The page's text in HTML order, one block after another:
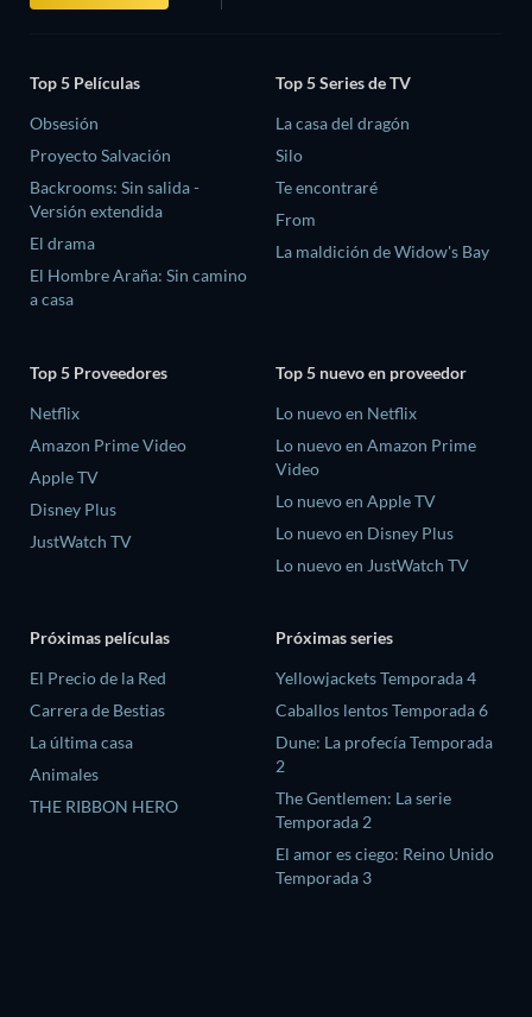
Top 5 Películas
Obsesión
Proyecto Salvación
Backrooms: Sin salida -
Versión extendida
El drama
El Hombre Araña: Sin camino
a casa
Top 5 Series de TV
La casa del dragón
Silo
Te encontraré
From
La maldición de Widow's Bay
Top 5 Proveedores
Netflix
Amazon Prime Video
Apple TV
Disney Plus
JustWatch TV
Top 5 nuevo en proveedor
Lo nuevo en Netflix
Lo nuevo en Amazon Prime
Video
Lo nuevo en Apple TV
Lo nuevo en Disney Plus
Lo nuevo en JustWatch TV
Próximas películas
El Precio de la Red
Carrera de Bestias
La última casa
Animales
THE RIBBON HERO
Próximas series
Yellowjackets Temporada 4
Caballos lentos Temporada 6
Dune: La profecía Temporada
2
The Gentlemen: La serie
Temporada 2
El amor es ciego: Reino Unido
Temporada 3